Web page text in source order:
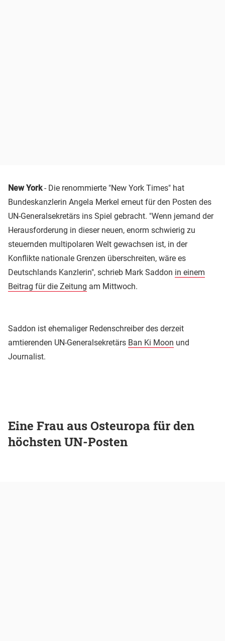
New York- Die renommierte "New York Times" hat
Bundeskanzlerin Angela Merkel erneut für den Posten des
UN-Generalsekretärs ins Spiel gebracht. "Wenn jemand der
Herausforderung in dieser neuen, enorm schwierig zu
steuernden multipolaren Welt gewachsen ist, in der
Konflikte nationale Grenzen überschreiten, wäre es
Deutschlands Kanzlerin", schrieb Mark Saddon in einem
Beitrag für die Zeitung am Mittwoch.
Saddon ist ehemaliger Redenschreiber des derzeit
amtierenden UN-Generalsekretärs Ban Ki Moon und
Journalist.
Eine Frau aus Osteuropa für den
höchsten UN-Posten